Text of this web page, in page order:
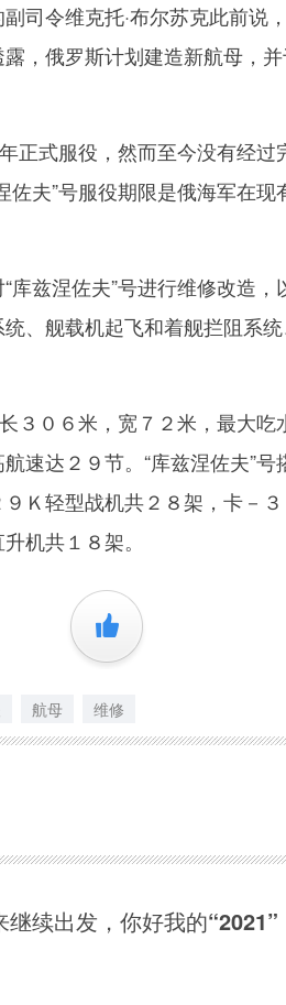
令维克托·布尔苏克此前说
，俄罗斯计划建造新航母，
式服役，然而至今没有经过
佐夫”号服役期限是俄海军在
兹涅佐夫”号进行维修改造，
、舰载机起飞和着舰拦阻系
０６米，宽７２米，最大吃
速达２９节。“库兹涅佐夫”
Ｋ轻型战机共２８架，卡－
机共１８架。
+1
航母 维修
继续出发，你好我的“2021”